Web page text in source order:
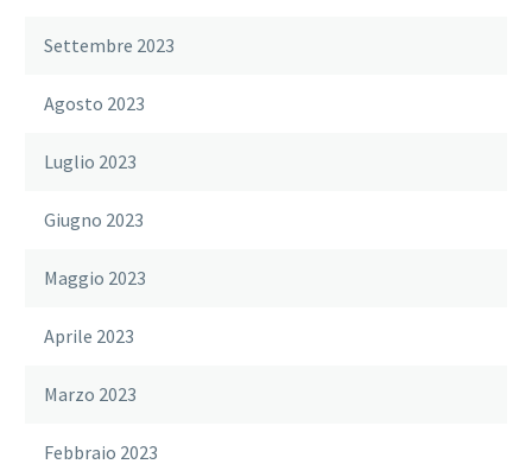
Settembre 2023
Agosto 2023
Luglio 2023
Giugno 2023
Maggio 2023
Aprile 2023
Marzo 2023
Febbraio 2023